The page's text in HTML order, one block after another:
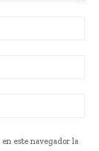
este navegador la